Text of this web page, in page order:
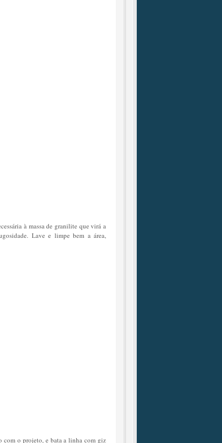
à massa de granilite que virá a
Lave e limpe bem a área,
com o projeto, e bata a linha com giz